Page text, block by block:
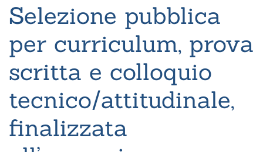
Selezione pubblica
per curriculum, prova
scritta e colloquio
tecnico/attitudinale,
finalizzata